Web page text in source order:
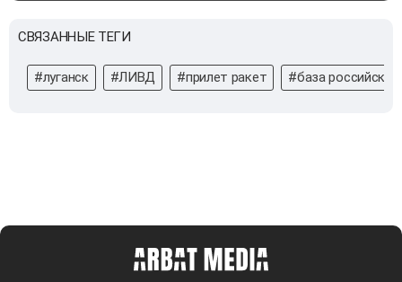
СВЯЗАННЫЕ ТЕГИ
#луганск #ЛИВД #прилет ракет #база российских